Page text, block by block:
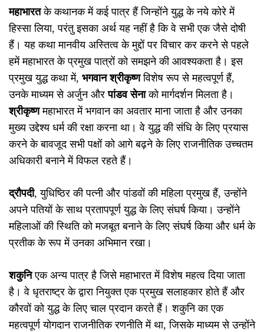
महाभारतके कथानक में कई पात्र हैं जिन्होंने युद्ध के नये कोरे में
हिस्सा लिया, परंतु इसका अर्थ यह नहीं है कि वे सभी एक जैसे दोषी
हैं। यह कथा मानवीय अस्तित्व के मुद्दों पर विचार कर करने से पहले
हमें महाभारत के प्रमुख पात्रों को समझने की आवश्यकता है। इस
प्रमुख युद्ध कथा में, भगवान श्रीकृष्णविशेष रूप से महत्वपूर्ण हैं,
उनके माध्यम से अर्जुन औरपांडव सेनाको मार्गदर्शन मिलता है।
श्रीकृष्णमहाभारत में भगवान का अवतार माना जाता है और उनका
मुख्य उद्देश्य धर्म की रक्षा करना था। वे युद्ध की संधि के लिए प्रयास
करने के बावजूद सभी पक्षों को आगे बढ़ने के लिए राजनीतिक उच्चतम
अधिकारी बनाने में विफल रहते हैं।
द्रौपदी, युधिष्ठिर की पत्नी और पांडवों की महिला प्रमुख हैं, उन्होंने
अपने पतियों के साथ प्रतापपूर्ण युद्ध के लिए संघर्ष किया। उन्होंने
महिलाओं की स्थिति को मजबूत बनाने के लिए संघर्ष किया और धर्म के
प्रतीक के रूप में उनका अभिमान रखा।
शकुनिएक अन्य पात्र है जिसे महाभारत में विशेष महत्व दिया जाता
है। वे धृतराष्ट्र के द्वारा नियुक्त एक प्रमुख सलाहकार होते हैं और
कौरवों को युद्ध के लिए चाल प्रदान करते हैं। शकुनि का एक
महत्वपूर्ण योगदान राजनीतिक रणनीति में था, जिसके माध्यम से उन्होंने